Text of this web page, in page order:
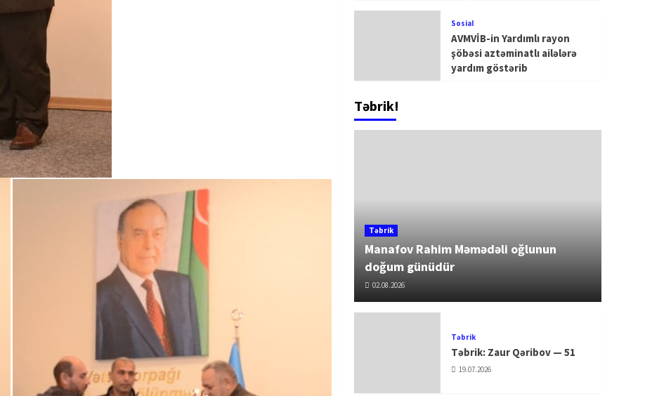
Sosial
AVMVİB-in Yardımlı rayon
şöbəsi aztəminatlı ailələrə
yardım göstərib
Təbrik!
Təbrik
Manafov Rahim Məmədəli oğlunun
doğum günüdür
02.08.2026
Təbrik
Təbrik: Zaur Qəribov — 51
19.07.2026